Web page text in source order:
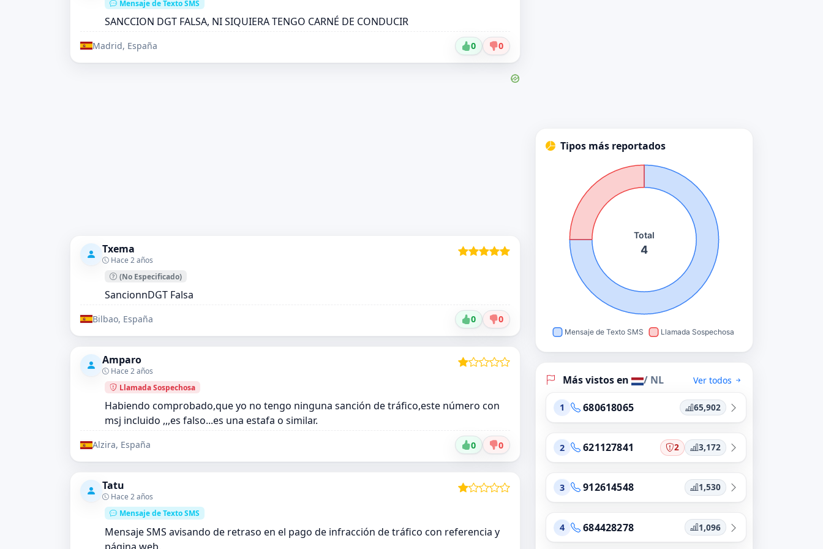
Mensaje de Texto SMS
SANCCION DGT FALSA, NI SIQUIERA TENGO CARNÉ DE CONDUCIR
Madrid, España 0 0
Txema
Hace 2 años
(No Especificado)
SancionnDGT Falsa
Bilbao, España 0 0
Amparo
Hace 2 años
Llamada Sospechosa
Habiendo comprobado,que yo no tengo ninguna sanción de tráfico,este número con
msj incluido ,,,es falso...es una estafa o similar.
Alzira, España 0 0
Tatu
Hace 2 años
Mensaje de Texto SMS
Mensaje SMS avisando de retraso en el pago de infracción de tráfico con referencia y
página web.
Tipos más reportados
Más vistos en / NL Ver todos
1 680618065 65,902
2 621127841 2 3,172
3 912614548 1,530
4 684428278 1,096